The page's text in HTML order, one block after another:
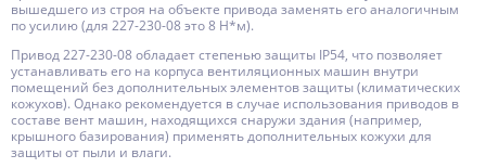
вышедшего из строя на объекте привода заменять его аналогичным
по усилию (для 227-230-08 это 8 Н*м).
Привод 227-230-08 обладает степенью защиты IP54, что позволяет
устанавливать его на корпуса вентиляционных машин внутри
помещений без дополнительных элементов защиты (климатических
кожухов). Однако рекомендуется в случае использования приводов в
составе вент машин, находящихся снаружи здания (например,
крышного базирования) применять дополнительных кожухи для
защиты от пыли и влаги.